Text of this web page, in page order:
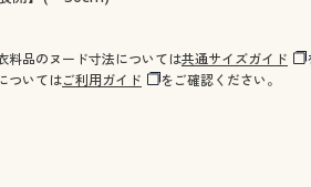
料品のヌード寸法については共通サイズガイド
ついてはご利用ガイド をご確認ください。